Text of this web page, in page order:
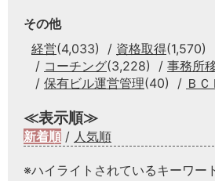
その他
経営(4,033) 資格取得(1,570)
コーチング(3,228) 事務所
保有ビル運営管理(40) Ｂ
≪表示順≫
新着順 / 人気順
※ハイライトされているキーワー